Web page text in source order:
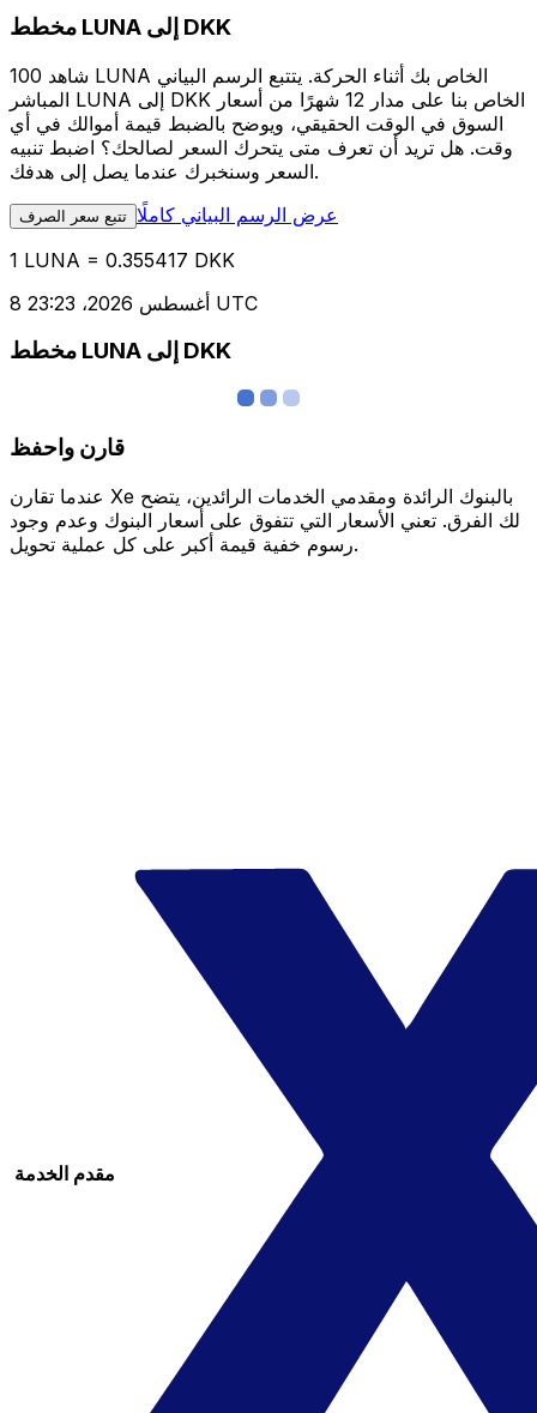
مخطط LUNA إلى DKK
شاهد 100 LUNA الخاص بك أثناء الحركة. يتتبع الرسم البياني
المباشر LUNA إلى DKK الخاص بنا على مدار 12 شهرًا من أسعار
السوق في الوقت الحقيقي، ويوضح بالضبط قيمة أموالك في أي
وقت. هل تريد أن تعرف متى يتحرك السعر لصالحك؟ اضبط تنبيه
السعر وسنخبرك عندما يصل إلى هدفك.
تتبع سعر الصرف عرض الرسم البياني كاملًا
1 LUNA = 0.355417 DKK
8 أغسطس 2026، 23:23 UTC
مخطط LUNA إلى DKK
قارن واحفظ
عندما تقارن Xe بالبنوك الرائدة ومقدمي الخدمات الرائدين، يتضح
لك الفرق. تعني الأسعار التي تتفوق على أسعار البنوك وعدم وجود
رسوم خفية قيمة أكبر على كل عملية تحويل.
مقدم الخدمة